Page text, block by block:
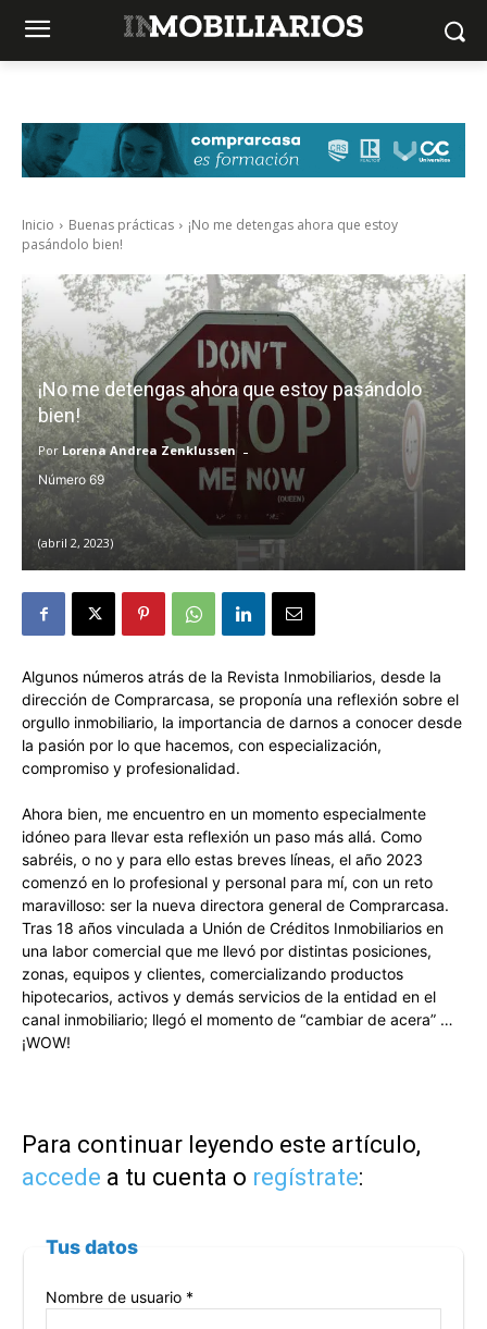
Inicio Buenas prácticas
¡No me detengas ahora que estoy
pasándolo bien!
¡No me detengas ahora que estoy pasándolo
bien!
Por Lorena Andrea Zenklussen -
69
abril 2, 2023
Algunos números atrás de la Revista Inmobiliarios, desde la
dirección de Comprarcasa, se proponía una reflexión sobre el
orgullo inmobiliario, la importancia de darnos a conocer desde
la pasión por lo que hacemos, con especialización,
compromiso y profesionalidad.
Ahora bien, me encuentro en un momento especialmente
idóneo para llevar esta reflexión un paso más allá. Como
sabréis, o no y para ello estas breves líneas, el año 2023
comenzó en lo profesional y personal para mí, con un reto
maravilloso: ser la nueva directora general de Comprarcasa.
Tras 18 años vinculada a Unión de Créditos Inmobiliarios en
una labor comercial que me llevó por distintas posiciones,
zonas, equipos y clientes, comercializando productos
hipotecarios, activos y demás servicios de la entidad en el
canal inmobiliario; llegó el momento de “cambiar de acera” …
¡WOW!
Para continuar leyendo este artículo,
accede a tu cuenta o regístrate:
Tus datos
Nombre de usuario *